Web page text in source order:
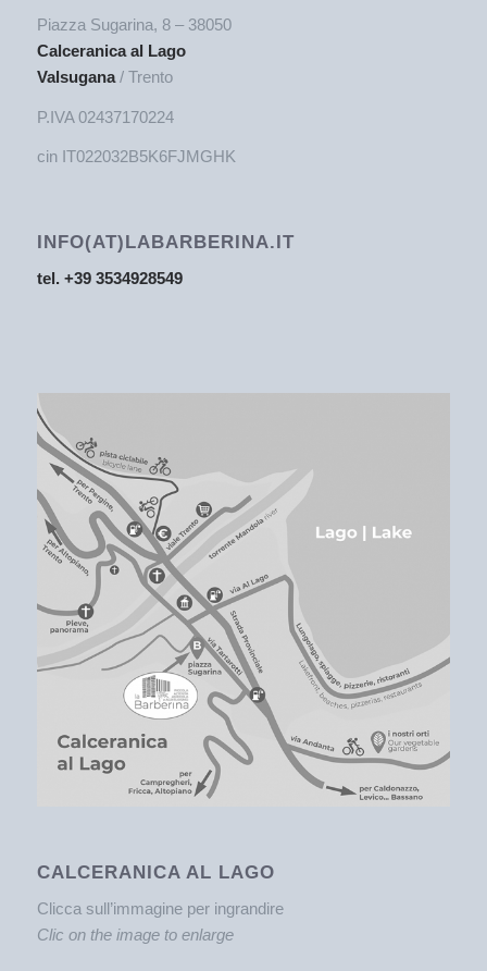
Piazza Sugarina, 8 – 38050
Calceranica al Lago
Valsugana/ Trento
P.IVA 02437170224
cin IT022032B5K6FJMGHK
INFO(AT)LABARBERINA.IT
tel. +39 3534928549
CALCERANICA AL LAGO
Clicca sull’immagine per ingrandire
Clic on the image to enlarge